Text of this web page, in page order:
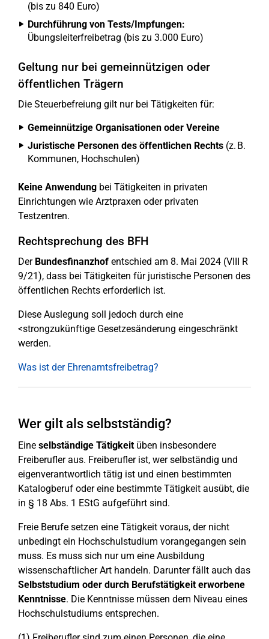
(bis zu 840 Euro)
Durchführung von Tests/Impfungen:
Übungsleiterfreibetrag (bis zu 3.000 Euro)
Geltung nur bei gemeinnützigen oder
öffentlichen Trägern
Die Steuerbefreiung gilt nur bei Tätigkeiten für:
Gemeinnützige Organisationen oder Vereine
Juristische Personen des öffentlichen Rechts (z. B.
Kommunen, Hochschulen)
Keine Anwendung bei Tätigkeiten in privaten
Einrichtungen wie Arztpraxen oder privaten
Testzentren.
Rechtsprechung des BFH
Der Bundesfinanzhof entschied am 8. Mai 2024 (VIII R
9/21), dass bei Tätigkeiten für juristische Personen des
öffentlichen Rechts erforderlich ist.
Diese Auslegung soll jedoch durch eine
<strongzukünftige Gesetzesänderung eingeschränkt
werden.
Was ist der Ehrenamtsfreibetrag?
Wer gilt als selbstständig?
Eine selbständige Tätigkeitüben insbesondere
Freiberufler aus. Freiberufler ist, wer selbständig und
eigenverantwortlich tätig ist und einen bestimmten
Katalogberuf oder eine bestimmte Tätigkeit ausübt, die
in § 18 Abs. 1 EStG aufgeführt sind.
Freie Berufe setzen eine Tätigkeit voraus, der nicht
unbedingt ein Hochschulstudium vorangegangen sein
muss. Es muss sich nur um eine Ausbildung
wissenschaftlicher Art handeln. Darunter fällt auch das
Selbststudium oder durch Berufstätigkeit erworbene
Kenntnisse. Die Kenntnisse müssen dem Niveau eines
Hochschulstudiums entsprechen.